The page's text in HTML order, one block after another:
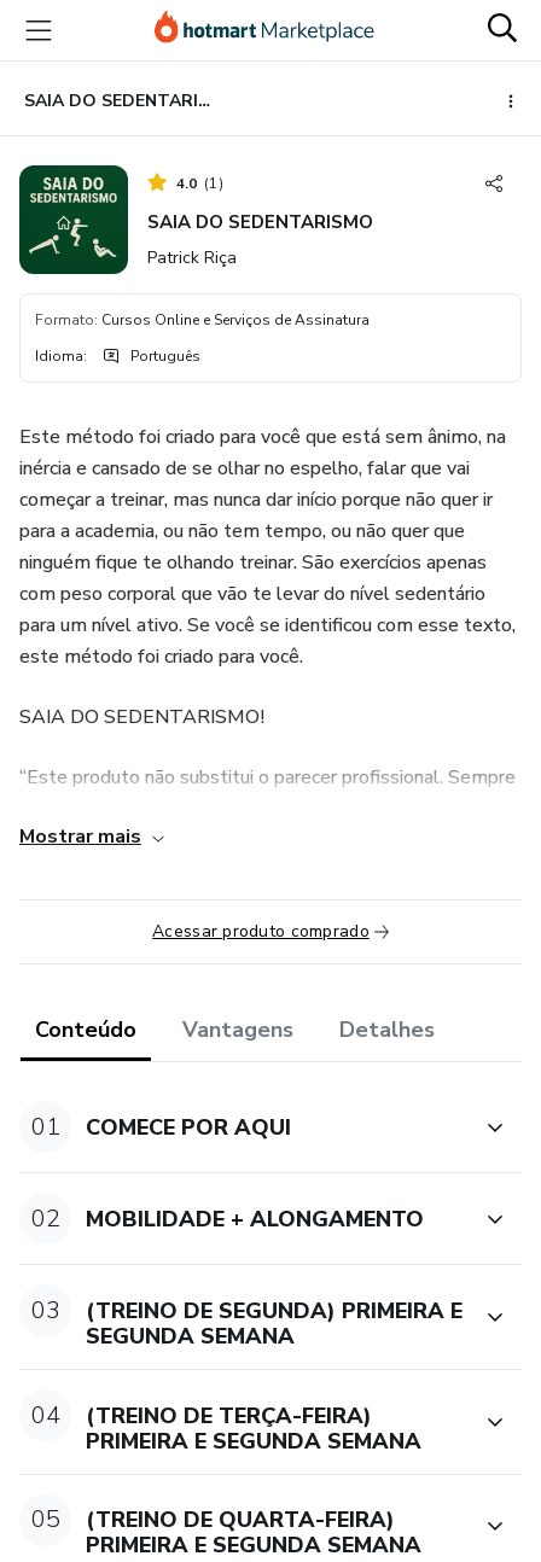
para
conteúdo
principal
para
pagamento
para
rodapé
SAIA DO SEDENTARISMO
4.0 (1)
SAIA DO SEDENTARISMO
Patrick Riça
Formato: Cursos Online e Serviços de Assinatura
Idioma: Português
Este método foi criado para você que está sem ânimo, na
inércia e cansado de se olhar no espelho, falar que vai
começar a treinar, mas nunca dar início porque não quer ir
para a academia, ou não tem tempo, ou não quer que
ninguém fique te olhando treinar. São exercícios apenas
com peso corporal que vão te levar do nível sedentário
para um nível ativo. Se você se identificou com esse texto,
este método foi criado para você.
SAIA DO SEDENTARISMO!
“Este produto não substitui o parecer profissional. Sempre
relativos à saúde.”
Mostrar mais
Acessar produto comprado
Conteúdo Vantagens Detalhes
01 COMECE POR AQUI
02 MOBILIDADE + ALONGAMENTO
03
(TREINO DE SEGUNDA) PRIMEIRA E
SEGUNDA SEMANA
04
(TREINO DE TERÇA-FEIRA)
PRIMEIRA E SEGUNDA SEMANA
05
(TREINO DE QUARTA-FEIRA)
PRIMEIRA E SEGUNDA SEMANA